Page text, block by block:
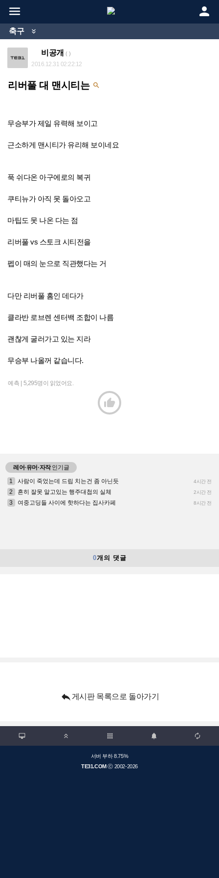
 
축구 
비공개 ( )
2016.12.31 02:22:12
리버풀 대 맨시티는 
무승부가 제일 유력해 보이고
근소하게 맨시티가 유리해 보이네요
푹 쉬다온 아구에로의 복귀
쿠티뉴가 아직 못 돌아오고
마팁도 못 나온 다는 점
리버풀 vs 스토크 시티전을
펩이 매의 눈으로 직관했다는 거
다만 리버풀 홈인 데다가
클라반 로브렌 센터백 조합이 나름
괜찮게 굴러가고 있는 지라
무승부 나올꺼 같습니다.
예측 | 5,295명이 읽었어요.

레어·유머·자작인기글
1
사람이 죽었는데 드립 치는건 좀 아닌듯 4시간 전
2 흔히 잘못 알고있는 행주대첩의 실체 2시간 전
3 여중고딩들 사이에 핫하다는 집사카페 8시간 전
0개의 댓글
 게시판 목록으로 돌아가기
  apps  
서버 부하 8.75%
TE31.COMⓒ 2002-2026